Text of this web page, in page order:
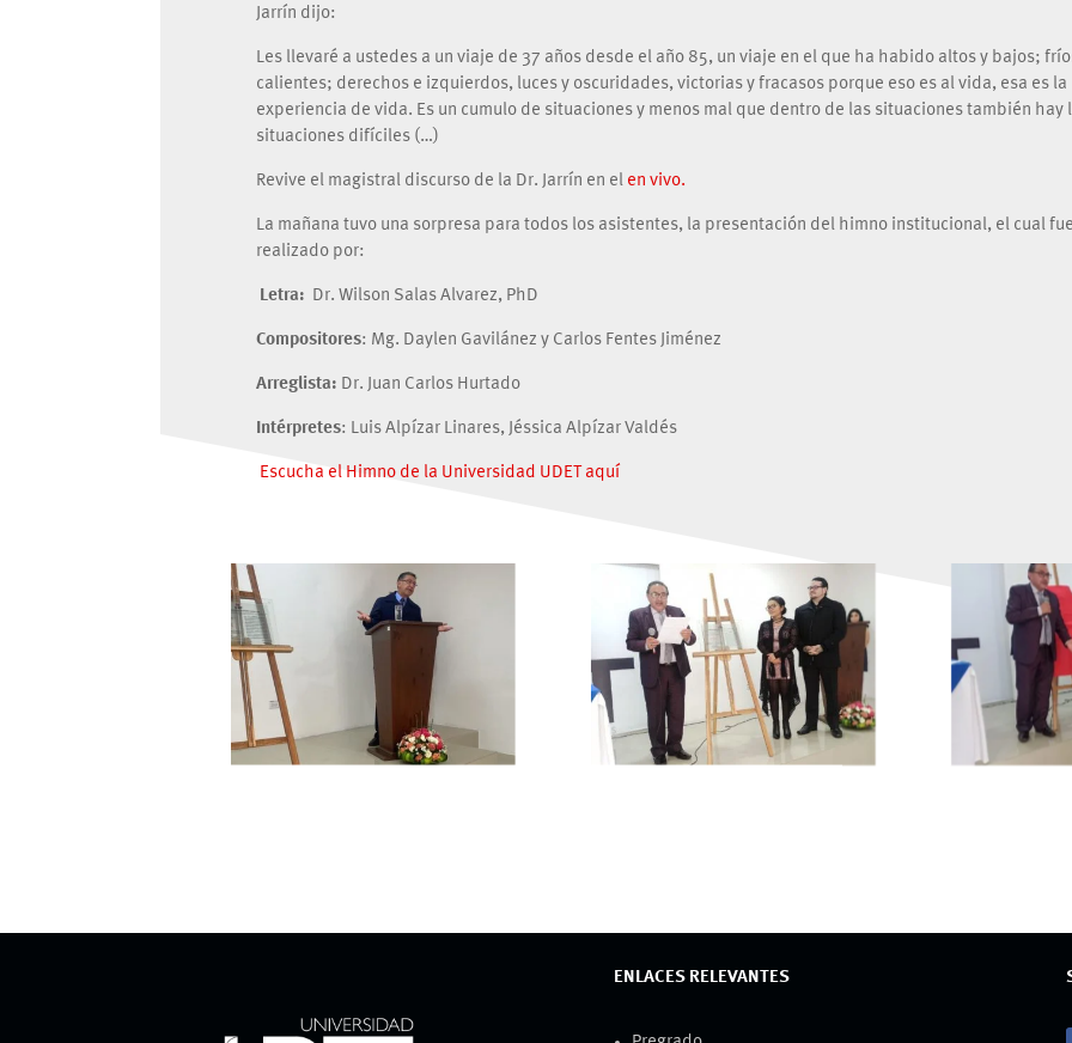
Jarrín dijo:
Les llevaré a ustedes a un viaje de 37 años desde el año 85, un viaje en el que ha habido altos y bajos;
calientes; derechos e izquierdos, luces y oscuridades, victorias y fracasos porque eso es al vida, esa es la
experiencia de vida. Es un cumulo de situaciones y menos mal que dentro de las situaciones también hay
situaciones difíciles (…)
Revive el magistral discurso de la Dr. Jarrín en el en vivo.
La mañana tuvo una sorpresa para todos los asistentes, la presentación del himno institucional, el cual fue
realizado por:
Letra: Dr. Wilson Salas Alvarez, PhD
Compositores: Mg. Daylen Gavilánez y Carlos Fentes Jiménez
Arreglista: Dr. Juan Carlos Hurtado
Intérpretes: Luis Alpízar Linares, Jéssica Alpízar Valdés
Escucha el Himno de la Universidad UDET aquí
ENLACES RELEVANTES